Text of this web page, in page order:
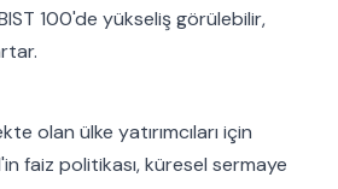
100'de yükseliş görülebilir,
olan ülke yatırımcıları için
faiz politikası, küresel sermaye